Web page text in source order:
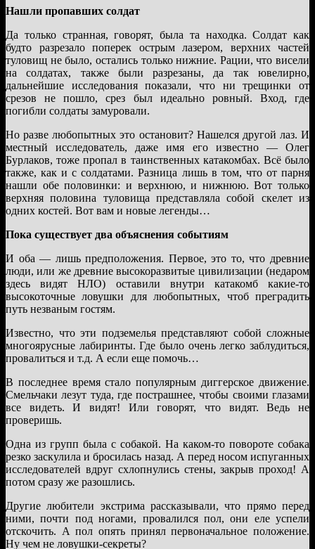
Нашли пропавших солдат
Да только странная, говорят, была та находка. Солдат как
будто разрезало поперек острым лазером, верхних частей
туловищ не было, остались только нижние. Рации, что висели
на солдатах, также были разрезаны, да так ювелирно,
дальнейшие исследования показали, что ни трещинки от
срезов не пошло, срез был идеально ровный. Вход, где
погибли солдаты замуровали.
Но разве любопытных это остановит? Нашелся другой лаз. И
местный исследователь, даже имя его известно — Олег
Бурлаков, тоже пропал в таинственных катакомбах. Всё было
также, как и с солдатами. Разница лишь в том, что от парня
нашли обе половинки: и верхнюю, и нижнюю. Вот только
верхняя половина туловища представляла собой скелет из
одних костей. Вот вам и новые легенды…
Пока существует два объяснения событиям
И оба — лишь предположения. Первое, это то, что древние
люди, или же древние высокоразвитые цивилизации (недаром
здесь видят НЛО) оставили внутри катакомб какие-то
высокоточные ловушки для любопытных, чтоб преградить
путь незваным гостям.
Известно, что эти подземелья представляют собой сложные
многоярусные лабиринты. Где было очень легко заблудиться,
провалиться и т.д. А если еще помочь…
В последнее время стало популярным диггерское движение.
Смельчаки лезут туда, где пострашнее, чтобы своими глазами
все видеть. И видят! Или говорят, что видят. Ведь не
проверишь.
Одна из групп была с собакой. На каком-то повороте собака
резко заскулила и бросилась назад. А перед носом испуганных
исследователей вдруг схлопнулись стены, закрыв проход! А
потом сразу же разошлись.
Другие любители экстрима рассказывали, что прямо перед
ними, почти под ногами, провалился пол, они еле успели
отскочить. А пол опять принял первоначальное положение.
Ну чем не ловушки-секреты?